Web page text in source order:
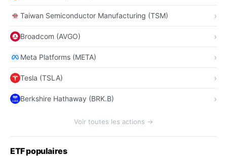
Taiwan Semiconductor Manufacturing (TSM)
Broadcom (AVGO)
Meta Platforms (META)
Tesla (TSLA)
Berkshire Hathaway (BRK.B)
Voir toutes les actions →
ETF populaires